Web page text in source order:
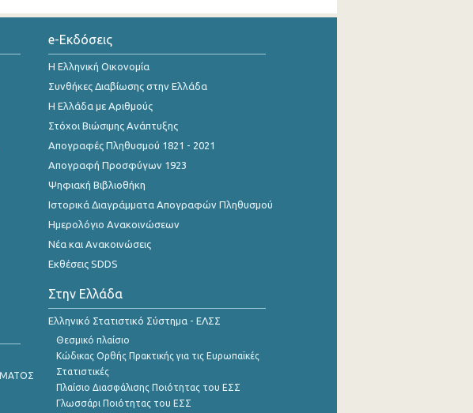
e-Εκδόσεις
Η Ελληνική Οικονομία
Συνθήκες Διαβίωσης στην Ελλάδα
Η Ελλάδα με Αριθμούς
Στόχοι Βιώσιμης Ανάπτυξης
Απογραφές Πληθυσμού 1821 - 2021
Απογραφή Προσφύγων 1923
Ψηφιακή Βιβλιοθήκη
Ιστορικά Διαγράμματα Απογραφών Πληθυσμού
Ημερολόγιο Ανακοινώσεων
Νέα και Ανακοινώσεις
Εκθέσεις SDDS
Στην Ελλάδα
Ελληνικό Στατιστικό Σύστημα - ΕΛΣΣ
Θεσμικό πλαίσιο
Κώδικας Ορθής Πρακτικής για τις Ευρωπαϊκές
Στατιστικές
Πλαίσιο Διασφάλισης Ποιότητας του ΕΣΣ
Γλωσσάρι Ποιότητας του ΕΣΣ